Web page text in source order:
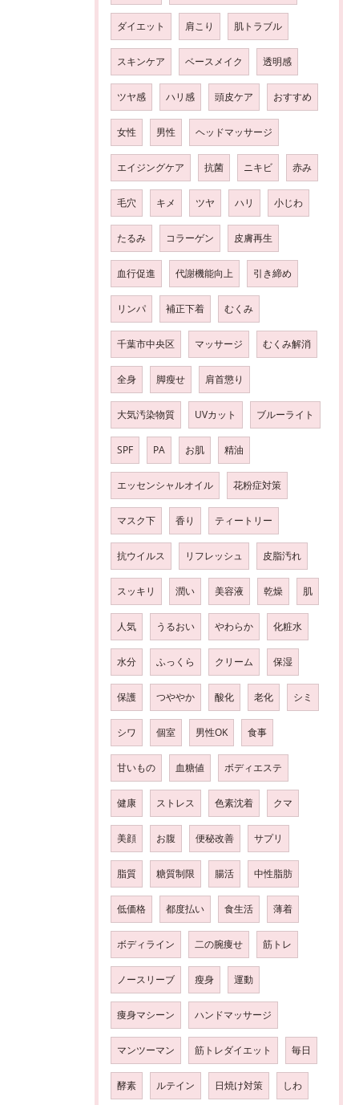
ダイエット 肩こり 肌トラブル
スキンケア ベースメイク 透明感
ツヤ感 ハリ感 頭皮ケア おすすめ
女性 男性 ヘッドマッサージ
エイジングケア 抗菌 ニキビ 赤み
毛穴 キメ ツヤ ハリ 小じわ
たるみ コラーゲン 皮膚再生
血行促進 代謝機能向上 引き締め
リンパ 補正下着 むくみ
千葉市中央区 マッサージ むくみ解消
全身 脚瘦せ 肩首懲り
大気汚染物質 UVカット ブルーライト
SPF PA お肌 精油
エッセンシャルオイル 花粉症対策
マスク下 香り ティートリー
抗ウイルス リフレッシュ 皮脂汚れ
スッキリ 潤い 美容液 乾燥 肌
人気 うるおい やわらか 化粧水
水分 ふっくら クリーム 保湿
保護 つややか 酸化 老化 シミ
シワ 個室 男性OK 食事
甘いもの 血糖値 ボディエステ
健康 ストレス 色素沈着 クマ
美顔 お腹 便秘改善 サプリ
脂質 糖質制限 腸活 中性脂肪
低価格 都度払い 食生活 薄着
ボディライン 二の腕痩せ 筋トレ
ノースリーブ 瘦身 運動
痩身マシーン ハンドマッサージ
マンツーマン 筋トレダイエット 毎日
酵素 ルテイン 日焼け対策 しわ